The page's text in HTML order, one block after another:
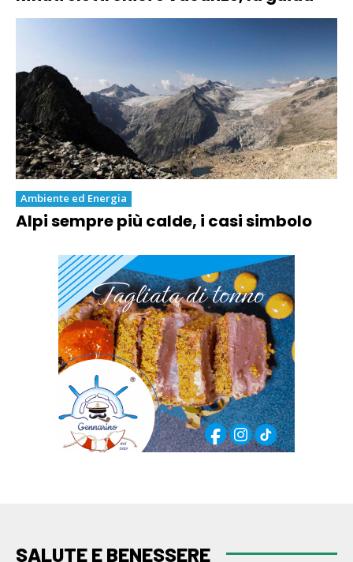
Ambiente ed Energia
Alpi sempre più calde, i casi simbolo
SALUTE E BENESSERE